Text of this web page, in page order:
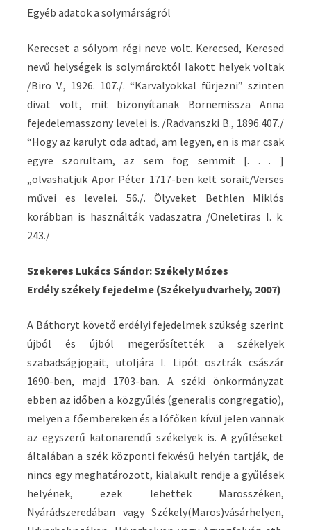
Egyéb adatok a solymárságról
Kerecset a sólyom régi neve volt. Kerecsed, Keresed
nevű helységek is solymároktól lakott helyek voltak
/Biro V., 1926. 107./. “Karvalyokkal fürjezni” szinten
divat volt, mit bizonyítanak Bornemissza Anna
fejedelemasszony levelei is. /Radvanszki B., 1896.407./
“Hogy az karulyt oda adtad, am legyen, en is mar csak
egyre szorultam, az sem fog semmit [. . . ]
„olvashatjuk Apor Péter 1717-ben kelt sorait/Verses
művei es levelei. 56./. Ölyveket Bethlen Miklós
korábban is használták vadaszatra /Oneletiras I. k.
243./
Szekeres Lukács Sándor: Székely Mózes
Erdély székely fejedelme (Székelyudvarhely, 2007)
A Báthoryt követő erdélyi fejedelmek szükség szerint
újból és újból megerősítették a székelyek
szabadságjogait, utoljára I. Lipót osztrák császár
1690-ben, majd 1703-ban. A széki önkormányzat
ebben az időben a közgyűlés (generalis congregatio),
melyen a főembereken és a lófőken kívül jelen vannak
az egyszerű katonarendű székelyek is. A gyűléseket
általában a szék központi fekvésű helyén tartják, de
nincs egy meghatározott, kialakult rendje a gyűlések
helyének, ezek lehettek Marosszéken,
Nyárádszeredában vagy Székely(Maros)vásárhelyen,